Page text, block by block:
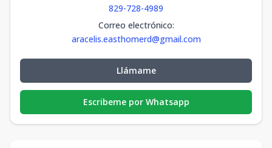
829-728-4989
Correo electrónico:
aracelis.easthomerd@gmail.com
Llámame
Escribeme por Whatsapp